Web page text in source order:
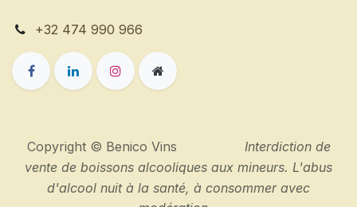
+32 474 990 966
Copyright © Benico Vins Interdiction de
vente de boissons alcooliques aux mineurs. L'abus
d'alcool nuit à la santé, à consommer avec